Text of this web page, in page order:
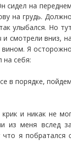
сидел на
на грудь.
улыбался. Но
смотрели вниз,
вином. Я
на себя:
в порядке,
и никак не
из меня вслед
я побратался